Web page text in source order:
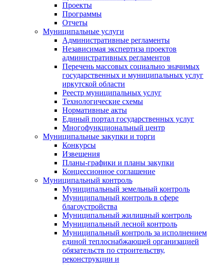
Проекты
Программы
Отчеты
Муниципальные услуги
Административные регламенты
Независимая экспертиза проектов
административных регламентов
Перечень массовых социально значимых
государственных и муниципальных услуг
иркутской области
Реестр муниципальных услуг
Технологические схемы
Нормативные акты
Единый портал государственных услуг
Многофункциональный центр
Муниципальные закупки и торги
Конкурсы
Извещения
Планы-графики и планы закупки
Концессионное соглашение
Муниципальный контроль
Муниципальный земельный контроль
Муниципальный контроль в сфере
благоустройства
Муниципальный жилищный контроль
Муниципальный лесной контроль
Муниципальный контроль за исполнением
единой теплоснабжающей организацией
обязательств по строительству,
реконструкции и